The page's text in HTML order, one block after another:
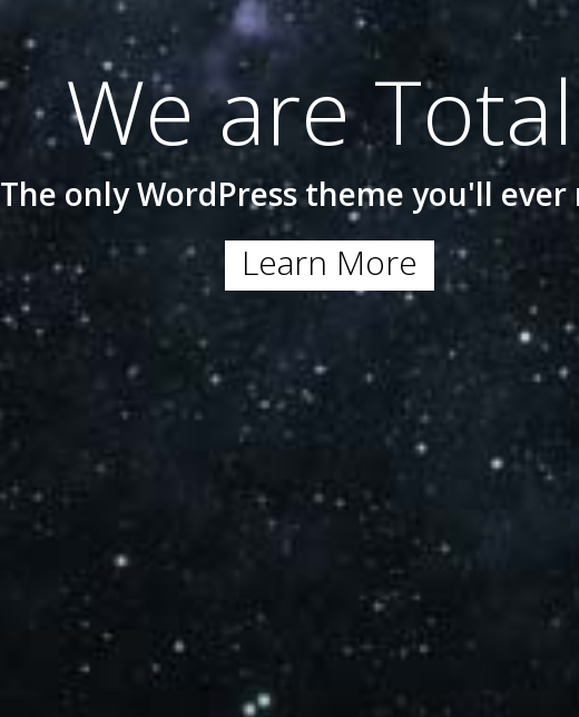
We are
The only WordPress theme you'll ever
Learn More